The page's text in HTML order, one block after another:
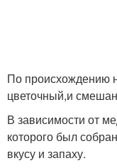
По происхождению
цветочный,и
В зависимости от
которого был
вкусу и запаху.